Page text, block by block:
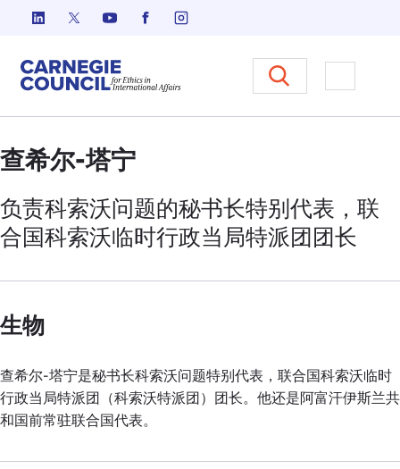
跳至内容
Carnegie Council 国际事务中的
打开菜单
查希尔-塔宁
负责科索沃问题的秘书长特别代表，联
合国科索沃临时行政当局特派团团长
生物
查希尔-塔宁是秘书长科索沃问题特别代表，联合国科索沃临时
行政当局特派团（科索沃特派团）团长。他还是阿富汗伊斯兰共
和国前常驻联合国代表。